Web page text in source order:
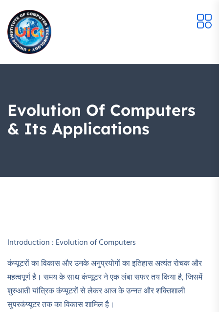
Evolution Of Computers
& Its Applications
Introduction : Evolution of Computers
कंप्यूटरों का विकास और उनके अनुप्रयोगों का इतिहास अत्यंत रोचक और
महत्वपूर्ण है। समय के साथ कंप्यूटर ने एक लंबा सफर तय किया है, जिसमें
शुरुआती यांत्रिक कंप्यूटरों से लेकर आज के उन्नत और शक्तिशाली
सुपरकंप्यूटर तक का विकास शामिल है।